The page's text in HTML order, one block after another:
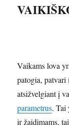
Vaikams lova
patogia,
atsižvelgiant į
parametrus. Tai
ir žaidimams,